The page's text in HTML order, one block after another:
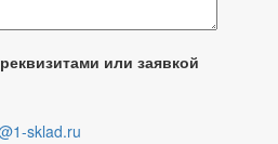
или заявкой
sklad.ru